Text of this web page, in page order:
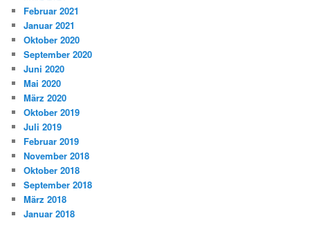
Februar 2021
Januar 2021
Oktober 2020
September 2020
Juni 2020
Mai 2020
März 2020
Oktober 2019
Juli 2019
Februar 2019
November 2018
Oktober 2018
September 2018
März 2018
Januar 2018